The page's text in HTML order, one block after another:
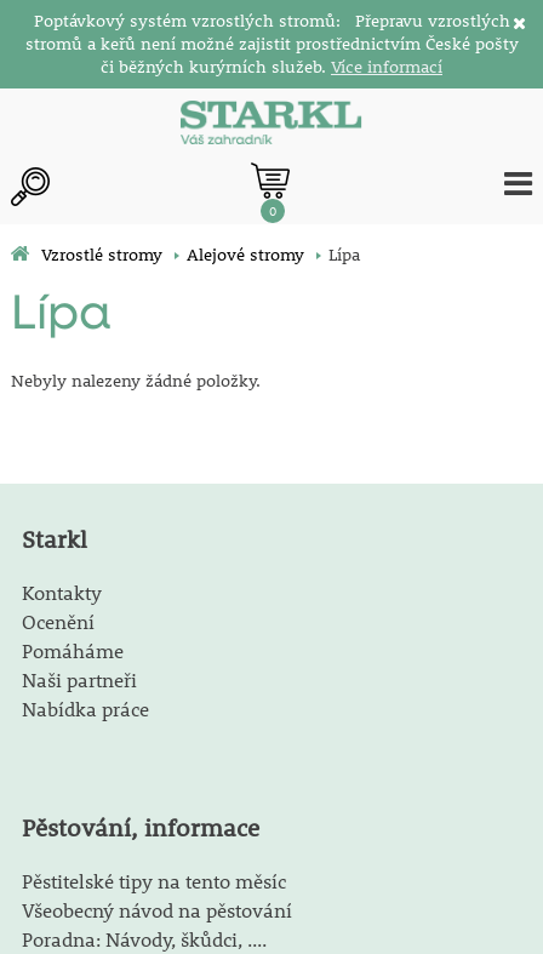
Poptávkový systém vzrostlých stromů: Přepravu vzrostlých
stromů a keřů není možné zajistit prostřednictvím České pošty
či běžných kurýrních služeb. Více informací
0
Vzrostlé stromy Alejové stromy Lípa
Lípa
Nebyly nalezeny žádné položky.
Starkl
Kontakty
Ocenění
Pomáháme
Naši partneři
Nabídka práce
Pěstování, informace
Pěstitelské tipy na tento měsíc
Všeobecný návod na pěstování
Poradna: Návody, škůdci, ....